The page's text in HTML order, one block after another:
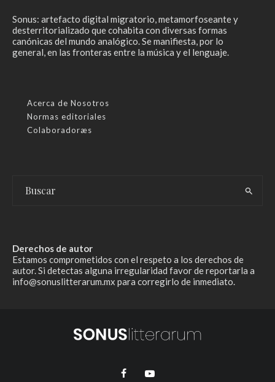
Sonus: artefacto digital migratorio, metamorfoseante y
desterritorializado que cohabita con diversas formas
canónicas del mundo analógico. Se manifiesta, por lo
general, en las fronteras entre la música y el lenguaje.
Acerca de Nosotros
Normas editoriales
Colaboradoræs
Derechos de autor
Estamos comprometidos con el respeto a los derechos de
autor. Si detectas alguna irregularidad favor de reportarla a
info@sonuslitterarum.mx para corregirlo de inmediato.